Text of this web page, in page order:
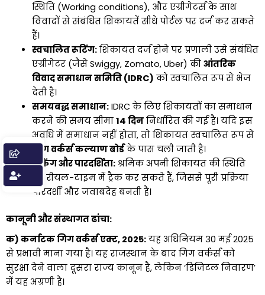
स्थिति (Working conditions), और एग्रीगेटर्स के साथ
विवादों से संबंधित शिकायतें सीधे पोर्टल पर दर्ज कर सकते
हैं।
स्वचालित रूटिंग:शिकायत दर्ज होने पर प्रणाली उसे संबंधित
एग्रीगेटर (जैसे Swiggy, Zomato, Uber) की आंतरिक
विवाद समाधान समिति (IDRC) को स्वचालित रूप से भेज
देती है।
समयबद्ध समाधान:IDRC के लिए शिकायतों का समाधान
करने की समय सीमा 14 दिननिर्धारित की गई है। यदि इस
अवधि में समाधान नहीं होता, तो शिकायत स्वचालित रूप से
गिग वर्कर्स कल्याण बोर्डके पास चली जाती है।
ट्रैकिंग और पारदर्शिता:श्रमिक अपनी शिकायत की स्थिति
को रीयल-टाइम में ट्रैक कर सकते हैं, जिससे पूरी प्रक्रिया
पारदर्शी और जवाबदेह बनती है।
कानूनी और संस्थागत ढांचा:
क) कर्नाटक गिग वर्कर्स एक्ट, 2025: यह अधिनियम 30 मई 2025
से प्रभावी माना गया है। यह राजस्थान के बाद गिग वर्कर्स को
सुरक्षा देने वाला दूसरा राज्य कानून है, लेकिन ‘डिजिटल निवारण’
में यह अग्रणी है।